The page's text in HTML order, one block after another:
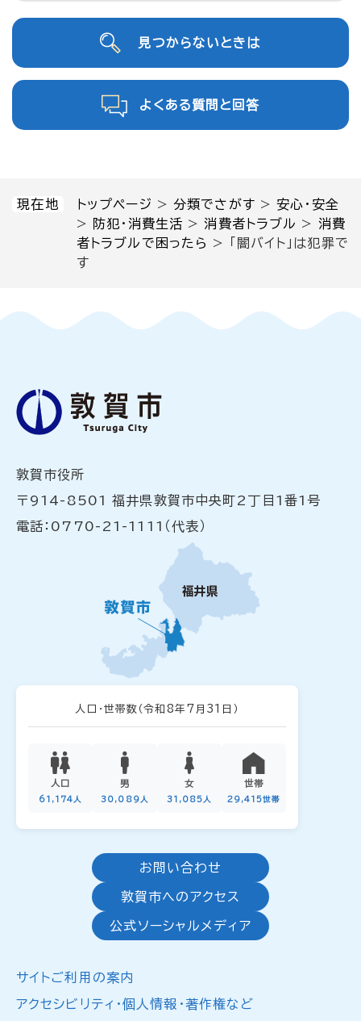
現在地 トップページ >分類でさがす >安心・安全
>
防犯・消費生活 >消費者トラブル > 消費
者トラブルで困ったら
>
「闇バイト」は犯罪で
す
見つからないときは
よくある質問と回答
敦賀市役所
〒914-8501 福井県敦賀市中央町2丁目1番1号
電話：0770-21-1111（代表）
人口・世帯数 （令和8年7月31日）
人口
61,174人
男
30,089人
女
31,085人
世帯
29,415世帯
お問い合わせ
敦賀市へのアクセス
公式ソーシャルメディア
サイトご利用の案内
アクセシビリティ・個人情報・著作権など